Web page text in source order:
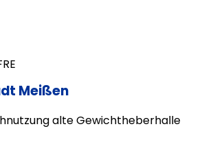
Meißen
alte Gewichtheberhalle